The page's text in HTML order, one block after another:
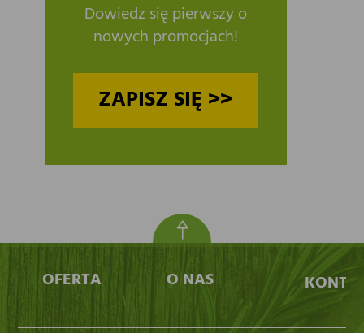
Dowiedz się pierwszy o
nowych promocjach!
ZAPISZ SIĘ >>
OFERTA O NAS